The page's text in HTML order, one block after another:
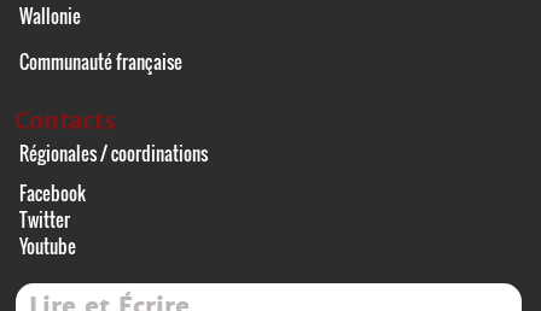
Wallonie
Communauté française
Contacts
Régionales / coordinations
Facebook
Twitter
Youtube